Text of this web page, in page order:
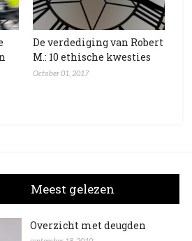
De verdediging van Robert
M.: 10 ethische kwesties
October 01, 2017
Meest gelezen
Overzicht met deugden